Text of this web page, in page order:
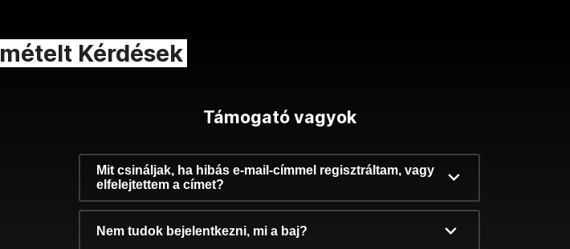
Kérdések
Támogató vagyok
Mit csináljak, ha hibás e-mail-címmel regisztráltam, vagy
elfelejtettem a címet?
Nem tudok bejelentkezni, mi a baj?